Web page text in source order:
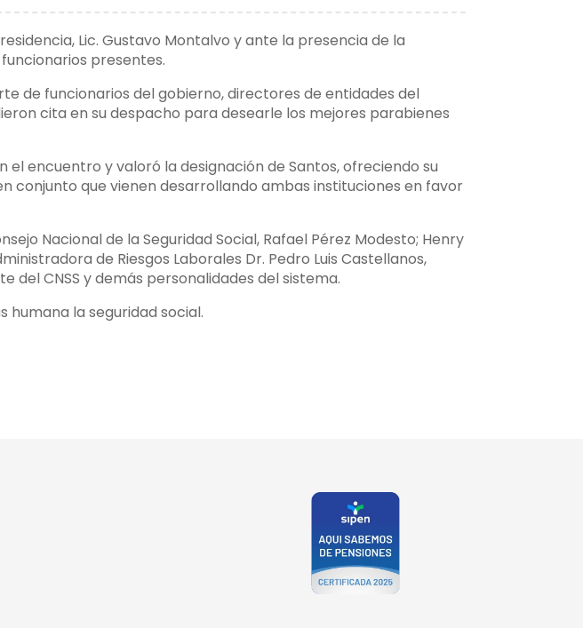
Lic. Gustavo Montalvo y ante la presencia de la
presentes.
de funcionarios del gobierno, directores de entidades del
cita en su despacho para desearle los mejores parabienes
el encuentro y valoró la designación de Santos, ofreciendo su
conjunto que vienen desarrollando ambas instituciones en favor
Nacional de la Seguridad Social, Rafael Pérez Modesto; Henry
de Riesgos Laborales Dr. Pedro Luis Castellanos,
del CNSS y demás personalidades del sistema.
la seguridad social.